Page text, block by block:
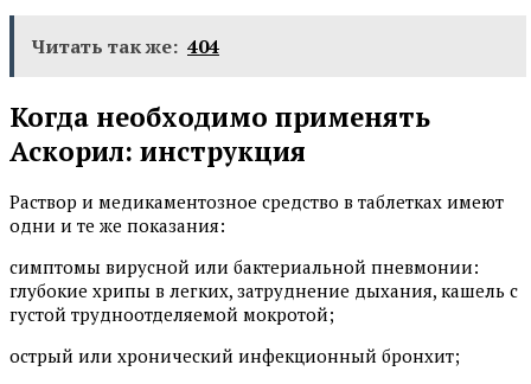
Читать так же: 404
Когда необходимо применять
Аскорил: инструкция
Раствор и медикаментозное средство в таблетках имеют
одни и те же показания:
симптомы вирусной или бактериальной пневмонии:
глубокие хрипы в легких, затруднение дыхания, кашель с
густой трудноотделяемой мокротой;
острый или хронический инфекционный бронхит;